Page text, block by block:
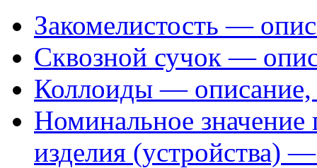
Закомелистость —
Сквозной сучок —
Коллоиды — описание,
Номинальное значение
изделия (устройства)